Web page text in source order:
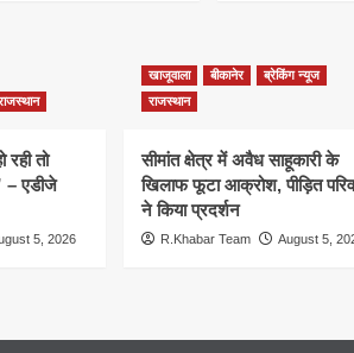
रही तो
– एडीजे
5, 2026
खाजूवाला बीकानेर
ब्रेकिंग न्यूज
राजस्थान
सीमांत क्षेत्र में अवैध साहूकारी के
खिलाफ फूटा आक्रोश, पीड़ित
ने किया प्रदर्शन
R.Khabar Team August 5,